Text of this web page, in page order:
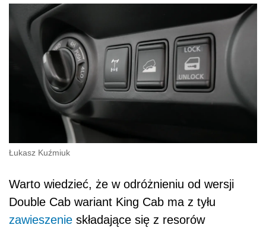
Łukasz Kuźmiuk
Warto wiedzieć, że w odróżnieniu od wersji
Double Cab wariant King Cab ma z tyłu
zawieszenie składające się z resorów